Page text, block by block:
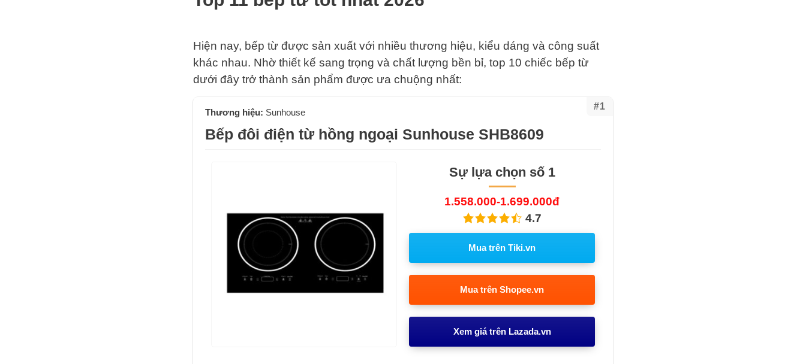
Hiện nay, bếp từ được sản xuất với nhiều thương hiệu, kiểu dáng và công suất
khác nhau. Nhờ thiết kế sang trọng và chất lượng bền bỉ, top 10 chiếc bếp từ
dưới đây trở thành sản phẩm được ưa chuộng nhất:
#1
Thương hiệu: Sunhouse
Bếp đôi điện từ hồng ngoại Sunhouse SHB8609
Sự lựa chọn số 1
1.558.000-1.699.000đ
4.7
Mua trên Tiki.vn
Mua trên Shopee.vn
Xem giá trên Lazada.vn